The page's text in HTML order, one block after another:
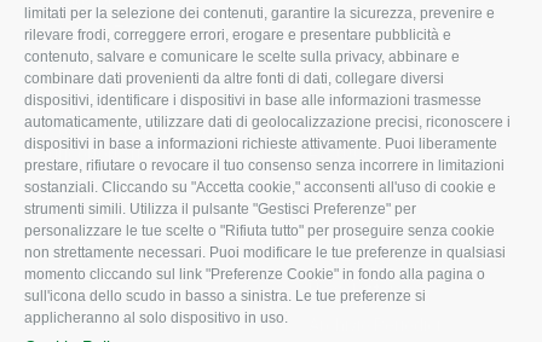
limitati per la selezione dei contenuti, garantire la sicurezza, prevenire e
rilevare frodi, correggere errori, erogare e presentare pubblicità e
contenuto, salvare e comunicare le scelte sulla privacy, abbinare e
combinare dati provenienti da altre fonti di dati, collegare diversi
dispositivi, identificare i dispositivi in base alle informazioni trasmesse
automaticamente, utilizzare dati di geolocalizzazione precisi, riconoscere i
dispositivi in base a informazioni richieste attivamente. Puoi liberamente
prestare, rifiutare o revocare il tuo consenso senza incorrere in limitazioni
sostanziali. Cliccando su "Accetta cookie," acconsenti all'uso di cookie e
strumenti simili. Utilizza il pulsante "Gestisci Preferenze" per
personalizzare le tue scelte o "Rifiuta tutto" per proseguire senza cookie
non strettamente necessari. Puoi modificare le tue preferenze in qualsiasi
momento cliccando sul link "Preferenze Cookie" in fondo alla pagina o
sull'icona dello scudo in basso a sinistra. Le tue preferenze si
applicheranno al solo dispositivo in uso.
Le Sedi di Zona
Agricoltori S.r.l.
Whistleblowing
Confagricoltura Rovigo e
Agricoltori srl
CONFAGRICOLTURA
ATTIVA
Notizie in evidenza
Eventi
Comunicati Stampa
Video
Iscrizione Newsletter
Newsletter